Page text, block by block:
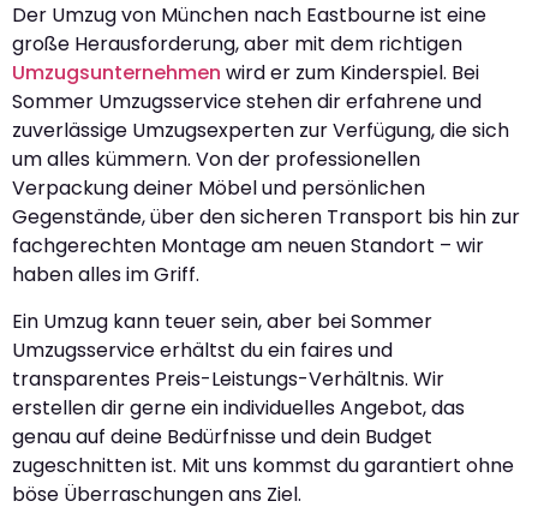
Der Umzug von München nach Eastbourne ist eine
große Herausforderung, aber mit dem richtigen
Umzugsunternehmen wird er zum Kinderspiel. Bei
Sommer Umzugsservice stehen dir erfahrene und
zuverlässige Umzugsexperten zur Verfügung, die sich
um alles kümmern. Von der professionellen
Verpackung deiner Möbel und persönlichen
Gegenstände, über den sicheren Transport bis hin zur
fachgerechten Montage am neuen Standort – wir
haben alles im Griff.
Ein Umzug kann teuer sein, aber bei Sommer
Umzugsservice erhältst du ein faires und
transparentes Preis-Leistungs-Verhältnis. Wir
erstellen dir gerne ein individuelles Angebot, das
genau auf deine Bedürfnisse und dein Budget
zugeschnitten ist. Mit uns kommst du garantiert ohne
böse Überraschungen ans Ziel.